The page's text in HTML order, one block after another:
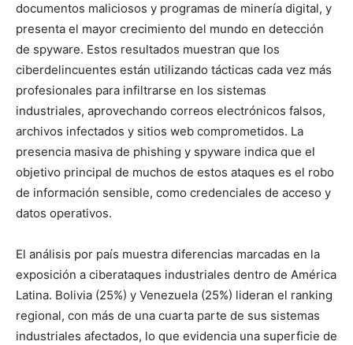
documentos maliciosos y programas de minería digital, y
presenta el mayor crecimiento del mundo en detección
de spyware. Estos resultados muestran que los
ciberdelincuentes están utilizando tácticas cada vez más
profesionales para infiltrarse en los sistemas
industriales, aprovechando correos electrónicos falsos,
archivos infectados y sitios web comprometidos. La
presencia masiva de phishing y spyware indica que el
objetivo principal de muchos de estos ataques es el robo
de información sensible, como credenciales de acceso y
datos operativos.
El análisis por país muestra diferencias marcadas en la
exposición a ciberataques industriales dentro de América
Latina. Bolivia (25%) y Venezuela (25%) lideran el ranking
regional, con más de una cuarta parte de sus sistemas
industriales afectados, lo que evidencia una superficie de